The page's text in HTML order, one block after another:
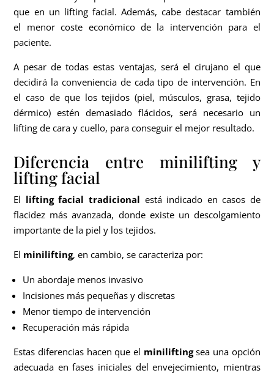
que en un lifting facial. Además, cabe destacar también
el menor coste económico de la intervención para el
paciente.
A pesar de todas estas ventajas, será el cirujano el que
decidirá la conveniencia de cada tipo de intervención. En
el caso de que los tejidos (piel, músculos, grasa, tejido
dérmico) estén demasiado flácidos, será necesario un
lifting de cara y cuello, para conseguir el mejor resultado.
Diferencia entre minilifting y
lifting facial
El lifting facial tradicional está indicado en casos de
flacidez más avanzada, donde existe un descolgamiento
importante de la piel y los tejidos.
El minilifting, en cambio, se caracteriza por:
Un abordaje menos invasivo
Incisiones más pequeñas y discretas
Menor tiempo de intervención
Recuperación más rápida
Estas diferencias hacen que el miniliftingsea una opción
adecuada en fases iniciales del envejecimiento, mientras